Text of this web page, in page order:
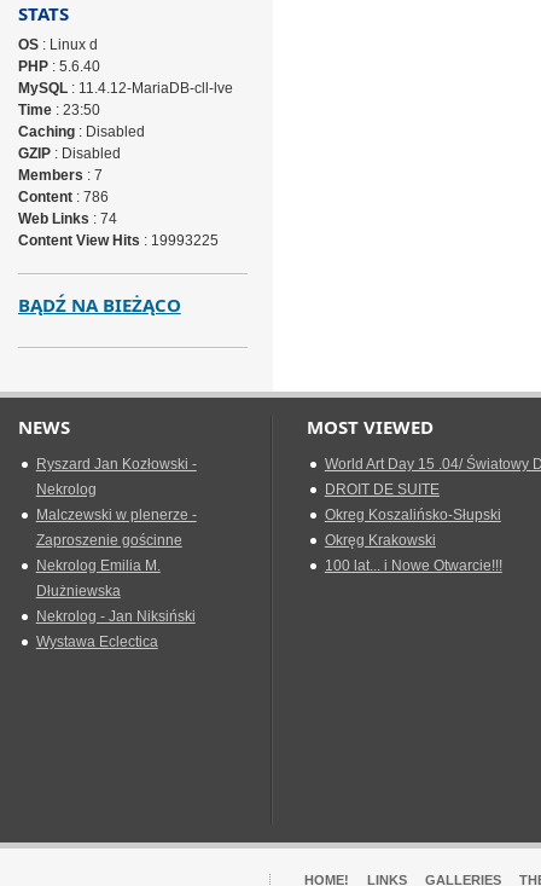
STATS
OS: Linux d
PHP: 5.6.40
MySQL: 11.4.12-MariaDB-cll-lve
Time: 23:50
Caching: Disabled
GZIP: Disabled
Members : 7
Content: 786
Web Links : 74
Content View Hits : 19993225
BĄDŹ NA BIEŻĄCO
NEWS
Ryszard Jan Kozłowski -
Nekrolog
Malczewski w plenerze -
Zaproszenie gościnne
Nekrolog Emilia M.
Dłużniewska
Nekrolog - Jan Niksiński
Wystawa Eclectica
MOST VIEWED
World Art Day 15 .04/ Światowy
DROIT DE SUITE
Okreg Koszalińsko-Słupski
Okręg Krakowski
100 lat... i Nowe Otwarcie!!!
HOME! LINKS GALLERIES